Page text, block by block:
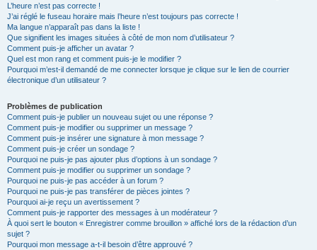
L’heure n’est pas correcte !
J’ai réglé le fuseau horaire mais l’heure n’est toujours pas correcte !
Ma langue n’apparaît pas dans la liste !
Que signifient les images situées à côté de mon nom d’utilisateur ?
Comment puis-je afficher un avatar ?
Quel est mon rang et comment puis-je le modifier ?
Pourquoi m’est-il demandé de me connecter lorsque je clique sur le lien de courrier
électronique d’un utilisateur ?
Problèmes de publication
Comment puis-je publier un nouveau sujet ou une réponse ?
Comment puis-je modifier ou supprimer un message ?
Comment puis-je insérer une signature à mon message ?
Comment puis-je créer un sondage ?
Pourquoi ne puis-je pas ajouter plus d’options à un sondage ?
Comment puis-je modifier ou supprimer un sondage ?
Pourquoi ne puis-je pas accéder à un forum ?
Pourquoi ne puis-je pas transférer de pièces jointes ?
Pourquoi ai-je reçu un avertissement ?
Comment puis-je rapporter des messages à un modérateur ?
À quoi sert le bouton « Enregistrer comme brouillon » affiché lors de la rédaction d’un
sujet ?
Pourquoi mon message a-t-il besoin d’être approuvé ?